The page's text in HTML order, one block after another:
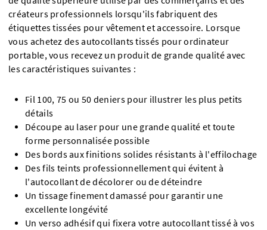
créateurs professionnels lorsqu'ils fabriquent des
étiquettes tissées pour vêtement et accessoire. Lorsque
vous achetez des autocollants tissés pour ordinateur
portable, vous recevez un produit de grande qualité avec
les caractéristiques suivantes :
Fil 100, 75 ou 50 deniers pour illustrer les plus petits
détails
Découpe au laser pour une grande qualité et toute
forme personnalisée possible
Des bords aux finitions solides résistants à l'effilochage
Des fils teints professionnellement qui évitent à
l'autocollant de décolorer ou de déteindre
Un tissage finement damassé pour garantir une
excellente longévité
Un verso adhésif qui fixera votre autocollant tissé à vos